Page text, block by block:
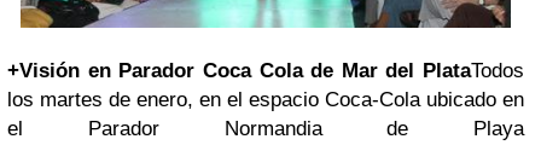
+Visión en Parador Coca Colade Mar del PlataTodos
los martes de enero, en el espacio Coca-Cola ubicado en
el Parador Normandia de Playa